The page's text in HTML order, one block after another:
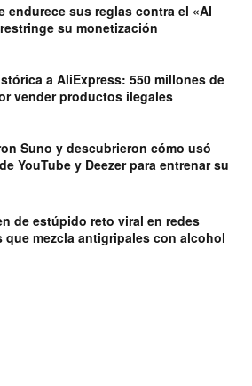
endurece sus reglas contra el «AI
su monetización
a AliExpress: 550 millones de
vender productos ilegales
Suno y descubrieron cómo usó
YouTube y Deezer para entrenar su
de estúpido reto viral en redes
que mezcla antigripales con alcohol